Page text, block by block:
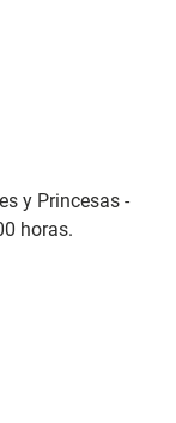
y Princesas -
horas.